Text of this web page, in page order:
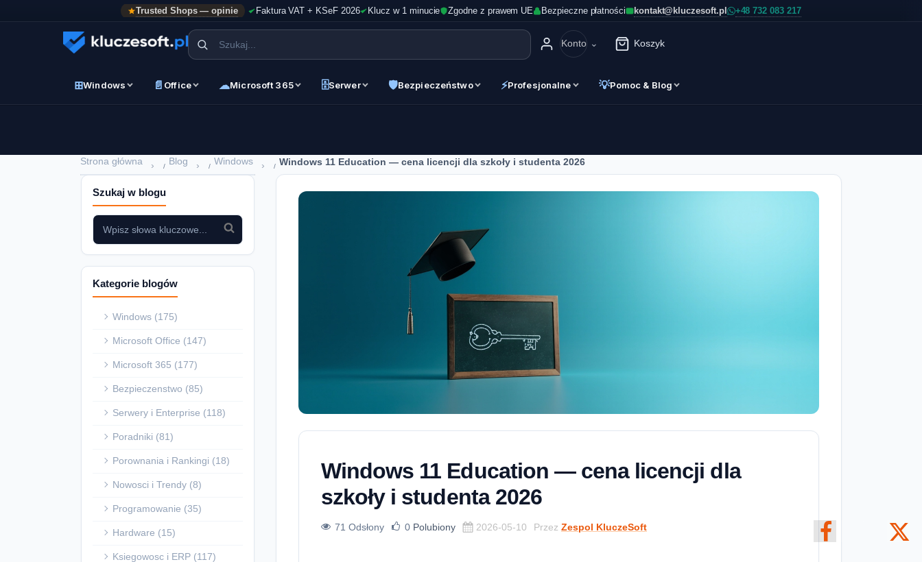
Trusted Shops — opinie Faktura VAT + KSeF 2026 Klucz w 1 minucie Zgodne z prawem UE Bezpieczne płatności kontakt@kluczesoft.pl
Konto Koszyk
⊞Windows 📄 Office ☁Microsoft 365 🗄Serwer 🛡Bezpieczeństwo ⚡Profesjonalne 💡Pomoc & Blog
Strona główna › Blog › Windows › Windows 11 Education — cena licencji dla szkoły i studenta 2026
Szukaj w blogu
Kategorie blogów
Windows (175)
Microsoft Office (147)
Microsoft 365 (177)
Bezpieczenstwo (85)
Serwery i Enterprise (118)
Poradniki (81)
Porownania i Rankingi (18)
Nowosci i Trendy (8)
Programowanie (35)
Hardware (15)
Ksiegowosc i ERP (117)
Windows 11 Education — cena licencji dla
szkoły i studenta 2026
71 Odsłony 0 Polubiony 2026-05-10 Przez Zespol KluczeSoft